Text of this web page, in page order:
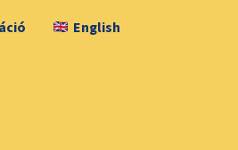
English